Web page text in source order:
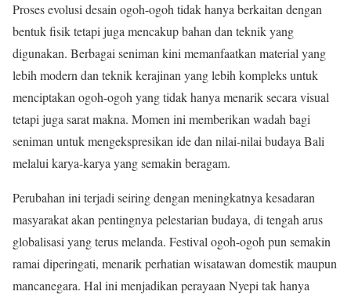
Proses evolusi desain ogoh-ogoh tidak hanya berkaitan dengan
bentuk fisik tetapi juga mencakup bahan dan teknik yang
digunakan. Berbagai seniman kini memanfaatkan material yang
lebih modern dan teknik kerajinan yang lebih kompleks untuk
menciptakan ogoh-ogoh yang tidak hanya menarik secara visual
tetapi juga sarat makna. Momen ini memberikan wadah bagi
seniman untuk mengekspresikan ide dan nilai-nilai budaya Bali
melalui karya-karya yang semakin beragam.
Perubahan ini terjadi seiring dengan meningkatnya kesadaran
masyarakat akan pentingnya pelestarian budaya, di tengah arus
globalisasi yang terus melanda. Festival ogoh-ogoh pun semakin
ramai diperingati, menarik perhatian wisatawan domestik maupun
mancanegara. Hal ini menjadikan perayaan Nyepi tak hanya